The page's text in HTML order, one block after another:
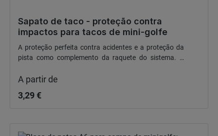
Sapato de taco - proteção contra
impactos para tacos de mini-golfe
A proteção perfeita contra acidentes e a proteção da
pista como complemento da raquete do sistema. A
A partir de
3,29 €